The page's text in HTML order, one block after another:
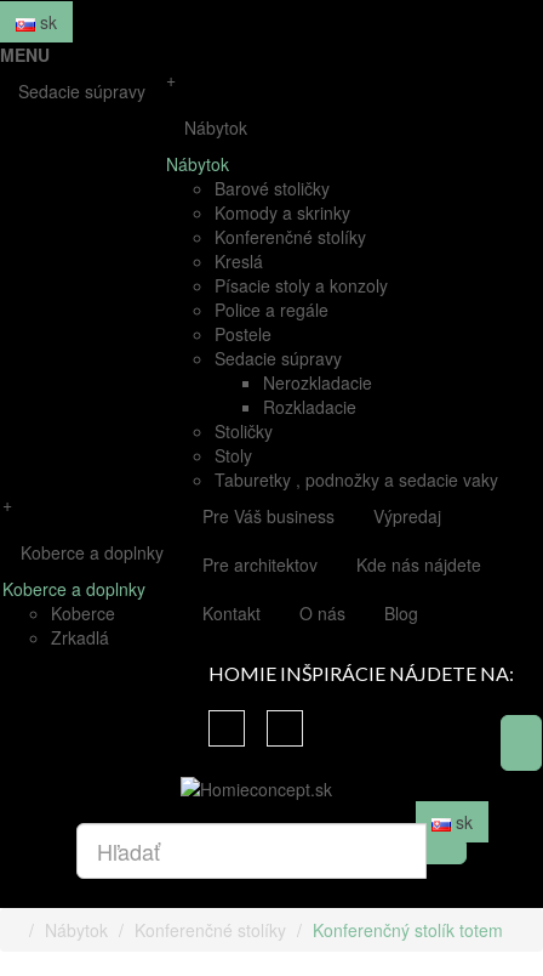
sk
MENU
Sedacie súpravy
+
Nábytok
Nábytok
Barové stoličky
Komody a skrinky
Konferenčné stolíky
Kreslá
Písacie stoly a konzoly
Police a regále
Postele
Sedacie súpravy
Nerozkladacie
Rozkladacie
Stoličky
Stoly
Taburetky , podnožky a sedacie vaky
+
Koberce a doplnky
Koberce a doplnky
Koberce
Zrkadlá
Pre Váš business
Výpredaj
Pre architektov
Kde nás nájdete
Kontakt
O nás Blog
HOMIE INŠPIRÁCIE NÁJDETE NA:
sk
Nábytok Konferenčné stolíky Konferenčný stolík totem